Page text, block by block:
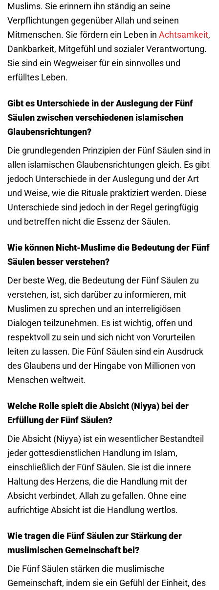
Muslims. Sie erinnern ihn ständig an seine
Verpflichtungen gegenüber Allah und seinen
Mitmenschen. Sie fördern ein Leben in Achtsamkeit,
Dankbarkeit, Mitgefühl und sozialer Verantwortung.
Sie sind ein Wegweiser für ein sinnvolles und
erfülltes Leben.
Gibt es Unterschiede in der Auslegung der Fünf
Säulen zwischen verschiedenen islamischen
Glaubensrichtungen?
Die grundlegenden Prinzipien der Fünf Säulen sind in
allen islamischen Glaubensrichtungen gleich. Es gibt
jedoch Unterschiede in der Auslegung und der Art
und Weise, wie die Rituale praktiziert werden. Diese
Unterschiede sind jedoch in der Regel geringfügig
und betreffen nicht die Essenz der Säulen.
Wie können Nicht-Muslime die Bedeutung der Fünf
Säulen besser verstehen?
Der beste Weg, die Bedeutung der Fünf Säulen zu
verstehen, ist, sich darüber zu informieren, mit
Muslimen zu sprechen und an interreligiösen
Dialogen teilzunehmen. Es ist wichtig, offen und
respektvoll zu sein und sich nicht von Vorurteilen
leiten zu lassen. Die Fünf Säulen sind ein Ausdruck
des Glaubens und der Hingabe von Millionen von
Menschen weltweit.
Welche Rolle spielt die Absicht (Niyya) bei der
Erfüllung der Fünf Säulen?
Die Absicht (Niyya) ist ein wesentlicher Bestandteil
jeder gottesdienstlichen Handlung im Islam,
einschließlich der Fünf Säulen. Sie ist die innere
Haltung des Herzens, die die Handlung mit der
Absicht verbindet, Allah zu gefallen. Ohne eine
aufrichtige Absicht ist die Handlung wertlos.
Wie tragen die Fünf Säulen zur Stärkung der
muslimischen Gemeinschaft bei?
Die Fünf Säulen stärken die muslimische
Gemeinschaft, indem sie ein Gefühl der Einheit, des